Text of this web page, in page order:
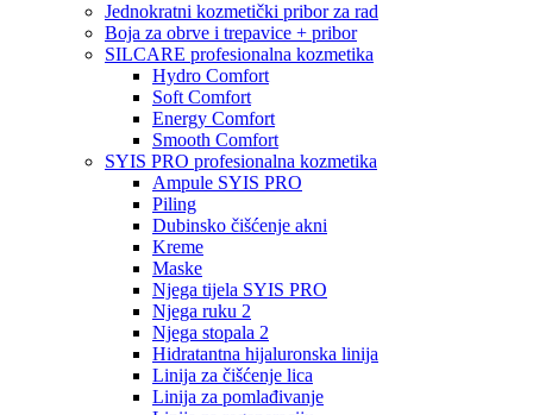
Jednokratni kozmetički pribor za rad
Boja za obrve i trepavice + pribor
SILCARE profesionalna kozmetika
Hydro Comfort
Soft Comfort
Energy Comfort
Smooth Comfort
SYIS PRO profesionalna kozmetika
Ampule SYIS PRO
Piling
Dubinsko čišćenje akni
Kreme
Maske
Njega tijela SYIS PRO
Njega ruku 2
Njega stopala 2
Hidratantna hijaluronska linija
Linija za čišćenje lica
Linija za pomlađivanje